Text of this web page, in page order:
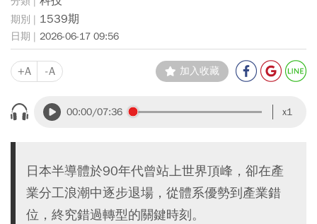
1539期
2026-06-17 09:56
+A -A 加入收藏
00:00/07:36 x1
日本半導體於90年代曾站上世界頂峰，卻在產
業分工浪潮中逐步退場，從體系優勢到產業錯
位，終究錯過轉型的關鍵時刻。